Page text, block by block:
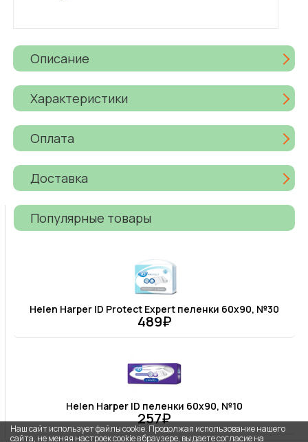
Описание
Характеристики
Оплата
Доставка
Популярные товары
Helen Harper ID Protect Expert пеленки 60х90, №30
489₽
Helen Harper ID пеленки 60х90, №10
257₽
Наш сайт использует файлы cookie. Продолжая использование нашего
сайта, не меняя настроек cookie в браузере, вы даете согласие на